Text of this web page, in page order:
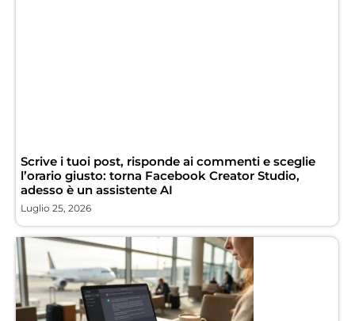
Scrive i tuoi post, risponde ai commenti e sceglie
l’orario giusto: torna Facebook Creator Studio,
adesso è un assistente AI
Luglio 25, 2026